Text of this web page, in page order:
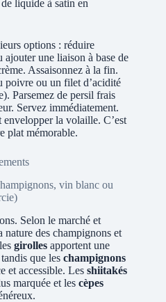
liquide à satin en
options : réduire
une liaison à base de
Assaisonnez à la fin.
poivre ou un filet d’acidité
Parsemez de persil frais
Servez immédiatement.
la volaille. C’est
plat mémorable.
vin blanc ou
Selon le marché et
nature des champignons et
girolles apportent une
que les champignons
et accessible. Les shiitakés
marquée et les cèpes